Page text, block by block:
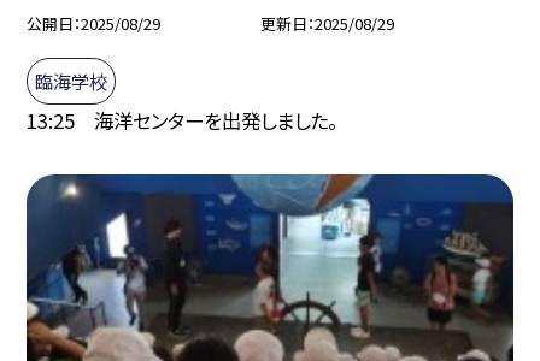
公開日 2025/08/29 更新日 2025/08/29
臨海学校
13:25 海洋センターを出発しました。